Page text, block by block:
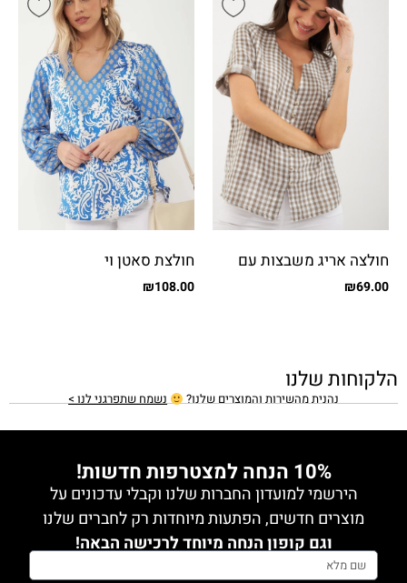
חולצה אריג משבצות עם
כפתורים
₪69.00
חולצת סאטן וי
₪108.00
הלקוחות שלנו
נהנית מהשירות והמוצרים שלנו? נשמח שתפרגני לנו >
10% הנחה למצטרפות חדשות!
הירשמי למועדון החברות שלנו וקבלי עדכונים על
מוצרים חדשים, הפתעות מיוחדות רק לחברים שלנו
וגם קופון הנחה מיוחד לרכישה הבאה!